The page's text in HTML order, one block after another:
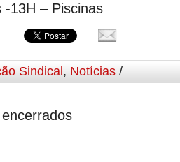
-13H – Piscinas
Sindical , Notícias /